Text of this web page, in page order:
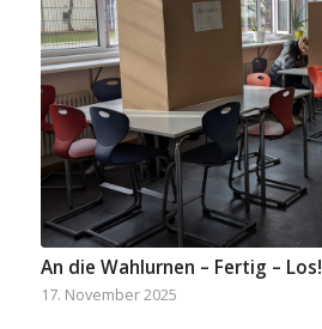
An die Wahlurnen – Fertig – Los!
17. November 2025